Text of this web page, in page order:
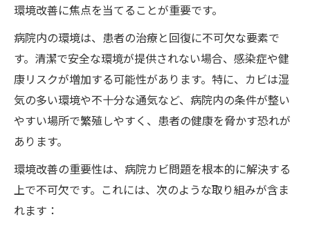
環境改善に焦点を当てることが重要です。
病院内の環境は、患者の治療と回復に不可欠な要素で
す。清潔で安全な環境が提供されない場合、感染症や健
康リスクが増加する可能性があります。特に、カビは湿
気の多い環境や不十分な通気など、病院内の条件が整い
やすい場所で繁殖しやすく、患者の健康を脅かす恐れが
あります。
環境改善の重要性は、病院カビ問題を根本的に解決する
上で不可欠です。これには、次のような取り組みが含ま
れます：